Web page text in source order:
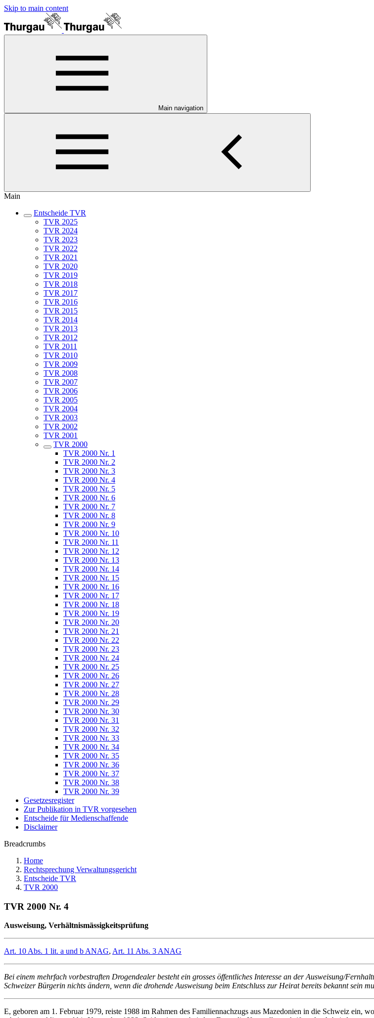
Skip to main content
Main navigation
Main
Entscheide TVR
TVR 2025
TVR 2024
TVR 2023
TVR 2022
TVR 2021
TVR 2020
TVR 2019
TVR 2018
TVR 2017
TVR 2016
TVR 2015
TVR 2014
TVR 2013
TVR 2012
TVR 2011
TVR 2010
TVR 2009
TVR 2008
TVR 2007
TVR 2006
TVR 2005
TVR 2004
TVR 2003
TVR 2002
TVR 2001
TVR 2000
TVR 2000 Nr. 1
TVR 2000 Nr. 2
TVR 2000 Nr. 3
TVR 2000 Nr. 4
TVR 2000 Nr. 5
TVR 2000 Nr. 6
TVR 2000 Nr. 7
TVR 2000 Nr. 8
TVR 2000 Nr. 9
TVR 2000 Nr. 10
TVR 2000 Nr. 11
TVR 2000 Nr. 12
TVR 2000 Nr. 13
TVR 2000 Nr. 14
TVR 2000 Nr. 15
TVR 2000 Nr. 16
TVR 2000 Nr. 17
TVR 2000 Nr. 18
TVR 2000 Nr. 19
TVR 2000 Nr. 20
TVR 2000 Nr. 21
TVR 2000 Nr. 22
TVR 2000 Nr. 23
TVR 2000 Nr. 24
TVR 2000 Nr. 25
TVR 2000 Nr. 26
TVR 2000 Nr. 27
TVR 2000 Nr. 28
TVR 2000 Nr. 29
TVR 2000 Nr. 30
TVR 2000 Nr. 31
TVR 2000 Nr. 32
TVR 2000 Nr. 33
TVR 2000 Nr. 34
TVR 2000 Nr. 35
TVR 2000 Nr. 36
TVR 2000 Nr. 37
TVR 2000 Nr. 38
TVR 2000 Nr. 39
Gesetzesregister
Zur Publikation in TVR vorgesehen
Entscheide für Medienschaffende
Disclaimer
Breadcrumbs
Home
Rechtsprechung Verwaltungsgericht
Entscheide TVR
TVR 2000
TVR 2000 Nr. 4
Ausweisung, Verhältnismässigkeitsprüfung
Art. 10 Abs. 1 lit. a und b ANAG, Art. 11 Abs. 3 ANAG
Bei einem mehrfach vorbestraften Drogendealer besteht ein grosses öffentliches Interesse an der Ausweisung/
Schweizer Bürgerin nichts ändern, wenn die drohende Ausweisung beim Entschluss zur Heirat bereits bekannt sein
E, geboren am 1. Februar 1979, reiste 1988 im Rahmen des Familiennachzugs aus Mazedonien in die Schweiz ein,